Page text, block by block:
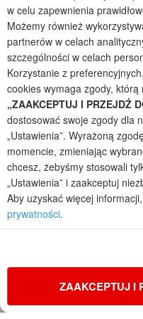
Projekty małych domów (do
Projekty domów
Projekty domów bliźniaczych
Projekty domów
Projekty domów parterowych
2026 © ARCHON+ Biuro
projekty domów - autorska
przez arch. Barbarę Mendel
Z uwagi na ciągłe doskonalenie
normą ISO 9001), prezentowane
nieznacznie różnić się od
Informujemy, iż w celu
dostosowania ich do Państwa
informacji zapisanych za pomocą
końcowych użytkowników. Pliki
pomocą ustawień swojej
naszego serwisu internetowego,
internetowej oznacza, iż
Więcej informacji zawartych jest
Polityka prywatności
w celu zapewnienia
Możemy również
partnerów w celach
szczególności w celach
Korzystanie z
cookies wymaga zgody,
„ZAAKCEPTUJ I PRZEJDŹ
dostosować swoje zgody dla
„Ustawienia”. Wyrażoną
momencie, zmieniając
chcesz, żebyśmy stosowali
„Ustawienia” i zaakceptuj
Aby uzyskać więcej
prywatności.
ZAAKCEPTUJ I